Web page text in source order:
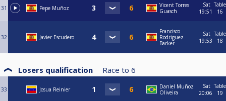
31 Pepe Muñoz
Vicent Torres
Guasch
Sat
19:51
Table
16
32 Javier Escudero
Francisco
Rodriguez
Barker
Sat
19:53
Table
18
Losers qualification Race to 6
33 Josua Reinier
Daniel Muñoz
Oliveira
Sat
20:06
Table
19